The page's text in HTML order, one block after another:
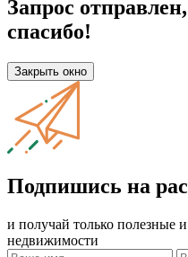
Запрос отправлен,
спасибо!
Закрыть окно
Подпишись на
и получай только полезные
недвижимости